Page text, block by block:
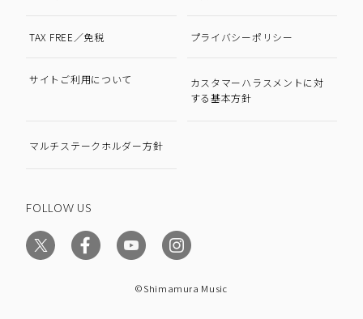
TAX FREE／免税 プライバシーポリシー
サイトご利用について
カスタマーハラスメントに対
する基本方針
マルチステークホルダー方針
FOLLOW US
©Shimamura Music